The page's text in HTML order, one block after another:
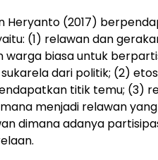
Heryanto (2017)
(1) relawan dan
warga biasa untuk
dari politik; (2)
titik temu; (3)
menjadi relawan
dimana adanya